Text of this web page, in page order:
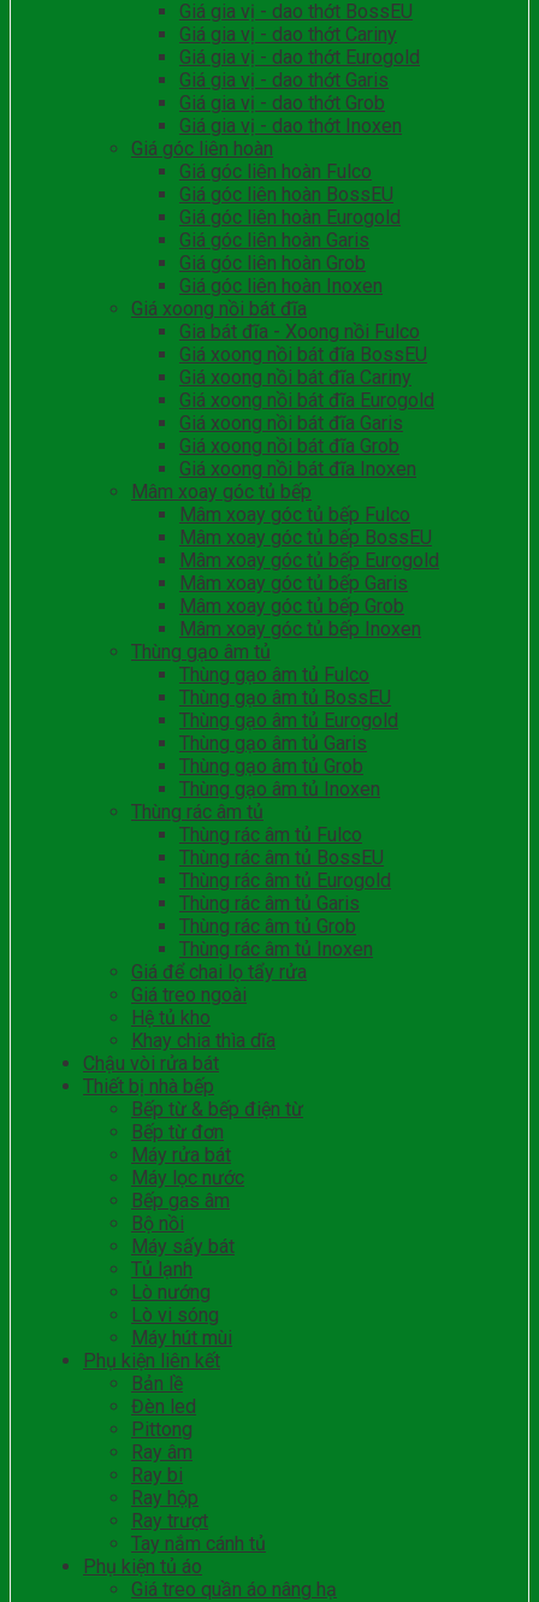
Giá gia vị - dao thớt BossEU
Giá gia vị - dao thớt Cariny
Giá gia vị - dao thớt Eurogold
Giá gia vị - dao thớt Garis
Giá gia vị - dao thớt Grob
Giá gia vị - dao thớt Inoxen
Giá góc liên hoàn
Giá góc liên hoàn Fulco
Giá góc liên hoàn BossEU
Giá góc liên hoàn Eurogold
Giá góc liên hoàn Garis
Giá góc liên hoàn Grob
Giá góc liên hoàn Inoxen
Giá xoong nồi bát đĩa
Gia bát đĩa - Xoong nồi Fulco
Giá xoong nồi bát đĩa BossEU
Giá xoong nồi bát đĩa Cariny
Giá xoong nồi bát đĩa Eurogold
Giá xoong nồi bát đĩa Garis
Giá xoong nồi bát đĩa Grob
Giá xoong nồi bát đĩa Inoxen
Mâm xoay góc tủ bếp
Mâm xoay góc tủ bếp Fulco
Mâm xoay góc tủ bếp BossEU
Mâm xoay góc tủ bếp Eurogold
Mâm xoay góc tủ bếp Garis
Mâm xoay góc tủ bếp Grob
Mâm xoay góc tủ bếp Inoxen
Thùng gạo âm tủ
Thùng gạo âm tủ Fulco
Thùng gạo âm tủ BossEU
Thùng gạo âm tủ Eurogold
Thùng gạo âm tủ Garis
Thùng gạo âm tủ Grob
Thùng gạo âm tủ Inoxen
Thùng rác âm tủ
Thùng rác âm tủ Fulco
Thùng rác âm tủ BossEU
Thùng rác âm tủ Eurogold
Thùng rác âm tủ Garis
Thùng rác âm tủ Grob
Thùng rác âm tủ Inoxen
Giá để chai lọ tẩy rửa
Giá treo ngoài
Hệ tủ kho
Khay chia thìa dĩa
Chậu vòi rửa bát
Thiết bị nhà bếp
Bếp từ & bếp điện từ
Bếp từ đơn
Máy rửa bát
Máy lọc nước
Bếp gas âm
Bộ nồi
Máy sấy bát
Tủ lạnh
Lò nướng
Lò vi sóng
Máy hút mùi
Phụ kiện liên kết
Bản lề
Đèn led
Pittong
Ray âm
Ray bi
Ray hộp
Ray trượt
Tay nắm cánh tủ
Phụ kiện tủ áo
Giá treo quần áo nâng hạ